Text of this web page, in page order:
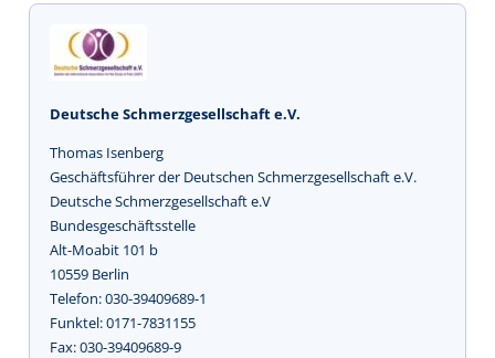
Deutsche Schmerzgesellschaft e.V.
Thomas Isenberg
Geschäftsführer der Deutschen Schmerzgesellschaft e.V.
Deutsche Schmerzgesellschaft e.V
Bundesgeschäftsstelle
Alt-Moabit 101 b
10559 Berlin
Telefon: 030-39409689-1
Funktel: 0171-7831155
Fax: 030-39409689-9